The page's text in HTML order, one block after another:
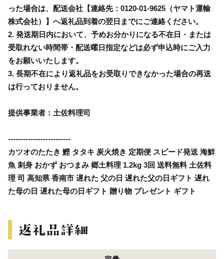
った場合は、配送会社【連絡先：0120-01-9625（ヤマト運輸
株式会社）】へ返礼品到着の翌日までにご連絡ください。
2. 発送期日内において、予めお分かりになる不在日・または
受取れない時間帯・配送曜日指定などは必ず申込時にご入力
をお願いいたします。
3. 長期不在により返礼品をお受取りできなかった場合の再送
は行っておりません。
提供事業者：土佐料理司
-------------------------
カツオのたたき 鰹 タタキ 炭火焼き 定期便 スピード発送 海鮮
魚 刺身 おかず おつまみ 郷土料理 1.2kg 3回 送料無料 土佐料
理 司 高知県 香南市 遅れた 父の日 遅れた父の日ギフト 遅れ
た母の日 遅れた母の日ギフト 贈り物 プレゼント ギフト